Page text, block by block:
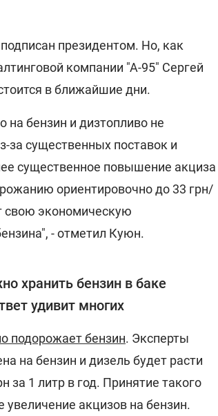
президентом. Но, как
компании "А-95" Сергей
в ближайшие дни.
на бензин и дизтопливо не
за существенных поставок и
существенное повышение акциза
ориентировочно до 33 грн/
свою экономическую
- отметил Куюн.
хранить бензин в баке
удивит многих
подорожает бензин. Эксперты
на бензин и дизель будет расти
за 1 литр в год. Принятие такого
увеличение акцизов на бензин.